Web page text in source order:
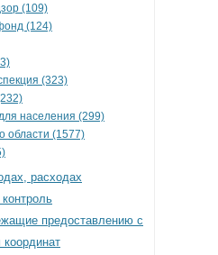
(109)
(124)
(323)
населения (299)
области (1577)
расходах
предоставлению с
координат